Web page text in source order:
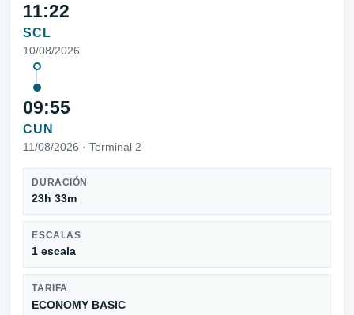
11:22
SCL
10/08/2026
09:55
CUN
11/08/2026 · Terminal 2
DURACIÓN
23h 33m
ESCALAS
1 escala
TARIFA
ECONOMY BASIC